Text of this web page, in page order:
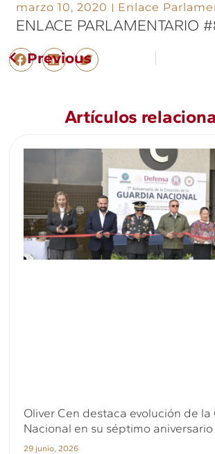
marzo 10, 2020 Enlace
ENLACE PARLAMENTARIO
Previous
Artículos
Oliver Cen destaca evolución de la
Nacional en su séptimo aniversario
29 junio, 2026